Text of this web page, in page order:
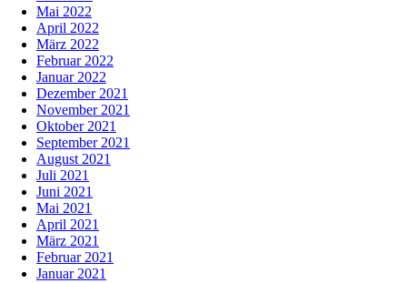
Mai 2022
April 2022
März 2022
Februar 2022
Januar 2022
Dezember 2021
November 2021
Oktober 2021
September 2021
August 2021
Juli 2021
Juni 2021
Mai 2021
April 2021
März 2021
Februar 2021
Januar 2021